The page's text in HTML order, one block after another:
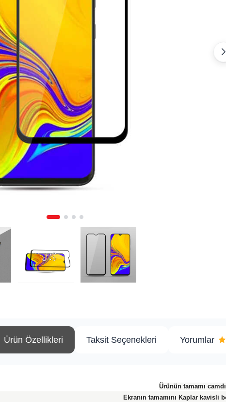
Ürün Özellikleri Taksit Seçenekleri Yorumlar
Ürünün tamamı
Ekranın tamamını Kaplar kavisli